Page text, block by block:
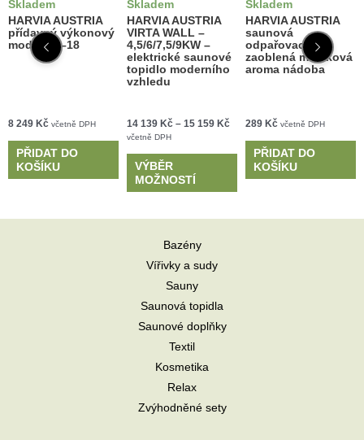
Skladem
HARVIA AUSTRIA
přídavný výkonový
modul S2–18
8 249 Kč včetně DPH
PŘIDAT DO
KOŠÍKU
Skladem
HARVIA AUSTRIA
VIRTA WALL –
4,5/6/7,5/9KW –
elektrické saunové
topidlo moderního
vzhledu
14 139 Kč – 15 159 Kč
včetně DPH
VÝBĚR
MOŽNOSTÍ
Skladem
HARVIA AUSTRIA
saunová
odpařovací
zaoblená mastková
aroma nádoba
289 Kč včetně DPH
PŘIDAT DO
KOŠÍKU
Bazény
Vířivky a sudy
Sauny
Saunová topidla
Saunové doplňky
Textil
Kosmetika
Relax
Zvýhodněné sety